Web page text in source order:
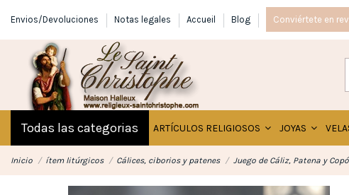
Envios/Devoluciones Notas legales Accueil Blog Conviértete en
Todas las categorias ARTÍCULOS RELIGIOSOS JOYAS
Inicio ítem litúrgicos Cálices, ciborios y patenes Juego de Cáliz, Patena y